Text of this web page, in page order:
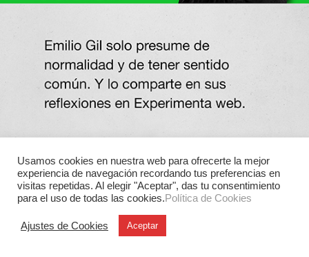
Usamos cookies en nuestra web para ofrecerte la mejor
experiencia de navegación recordando tus preferencias en
visitas repetidas. Al elegir "Aceptar", das tu consentimiento
para el uso de todas las cookies.Política de Cookies
Ajustes de Cookies Aceptar